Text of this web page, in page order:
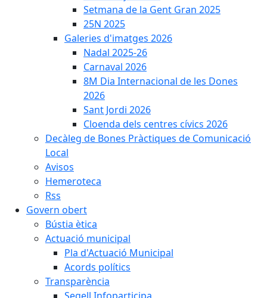
Setmana de la Gent Gran 2025
25N 2025
Galeries d'imatges 2026
Nadal 2025-26
Carnaval 2026
8M Dia Internacional de les Dones
2026
Sant Jordi 2026
Cloenda dels centres cívics 2026
Decàleg de Bones Pràctiques de Comunicació
Local
Avisos
Hemeroteca
Rss
Govern obert
Bústia ètica
Actuació municipal
Pla d'Actuació Municipal
Acords polítics
Transparència